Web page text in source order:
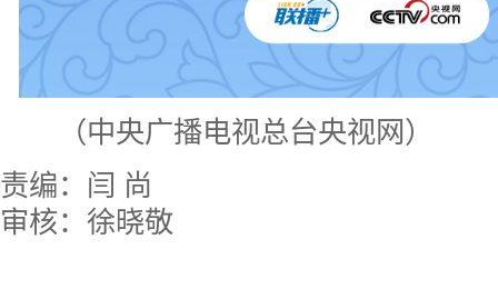
（中央广播电视总台央视网）
责编：闫 尚
审核：徐晓敬